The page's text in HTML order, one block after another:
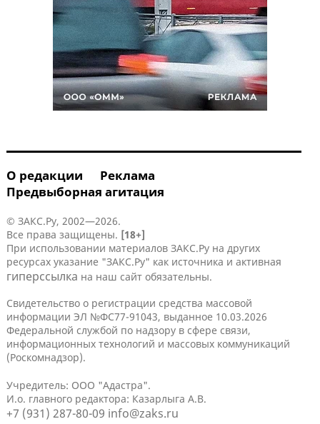
О редакции
Реклама
Предвыборная агитация
© ЗАКС.Ру, 2002—2026.
Все права защищены. [18+]
При использовании материалов ЗАКС.Ру на других
ресурсах указание "ЗАКС.Ру" как источника и активная
гиперссылка на наш сайт обязательны.
Свидетельство о регистрации средства массовой
информации ЭЛ №ФС77-91043, выданное 10.03.2026
Федеральной службой по надзору в сфере связи,
информационных технологий и массовых коммуникаций
(Роскомнадзор).
Учредитель: ООО "Адастра".
И.о. главного редактора: Казарлыга А.В.
+7 (931) 287-80-09 info@zaks.ru